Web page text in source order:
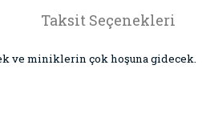
Taksit Seçenekleri
ve miniklerin çok hoşuna gidecek.